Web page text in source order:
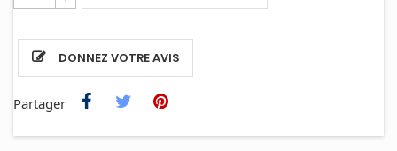
DONNEZ VOTRE AVIS
Partager